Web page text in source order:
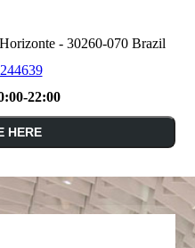
- 30260-070 Brazil
22:00
HERE